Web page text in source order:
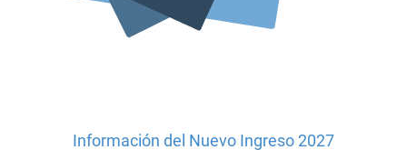
Información del Nuevo Ingreso 2027